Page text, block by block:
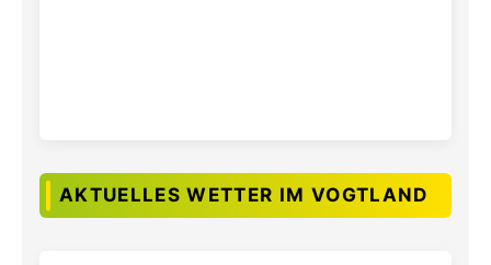
AKTUELLES WETTER IM VOGTLAND